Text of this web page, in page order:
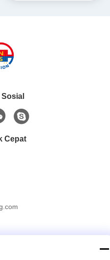
Sosial
Cepat
Provinsi Guangdong,